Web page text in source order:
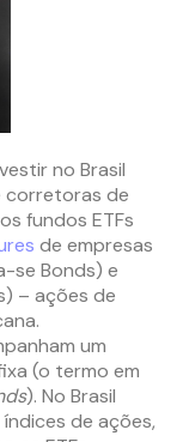
no Brasil
corretoras de
fundos ETFs
de empresas
se Bonds) e
– ações de
um
(o termo em
). No Brasil
de ações,